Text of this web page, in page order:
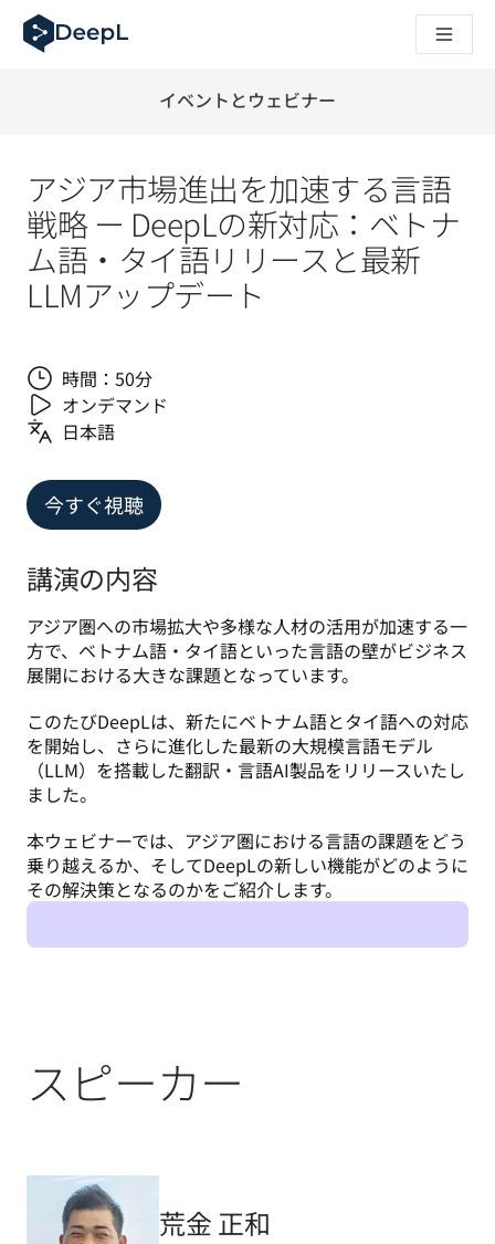
AIエージェント向けDeepL
DeepL Translation Flow：主要なユースケースや連携機能
How we brought Swiss German to DeepL
DeepLにおける翻訳品質評価の構築方法
高品質なテキスト翻訳からリアルタイム音声翻訳までを支
Building an instantly accessible voice demo with DeepL
イベントとウェビナー
アジア市場進出を加速する言語
戦略 ー DeepLの新対応：ベトナ
ム語・タイ語リリースと最新
LLMアップデート
時間：50分
オンデマンド
日本語
今すぐ視聴
講演の内容
アジア圏への市場拡大や多様な人材の活用が加速する一
方で、ベトナム語・タイ語といった言語の壁がビジネス
展開における大きな課題となっています。
このたびDeepLは、新たにベトナム語とタイ語への対応
を開始し、さらに進化した最新の大規模言語モデル
（LLM）を搭載した翻訳・言語AI製品をリリースいたし
ました。
本ウェビナーでは、アジア圏における言語の課題をどう
乗り越えるか、そしてDeepLの新しい機能がどのように
その解決策となるのかをご紹介します。
スピーカー
荒金 正和